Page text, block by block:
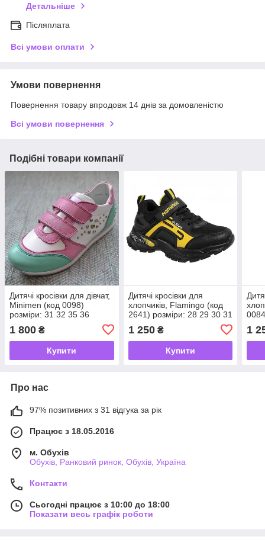
Детальніше
Післяплата
Всі умови оплати
Умови повернення
Повернення товару впродовж 14 днів за домовленістю
Всі умови повернення
Подібні товари компанії
Дитячі кросівки для дівчат,
Minimen (код 0098)
розміри: 31 32 35 36
1 800 ₴
Купити
Дитячі кросівки для
хлопчиків, Flamingo (код
2641) розміри: 28 29 30 31
1 250₴
Купити
1
Про нас
97% позитивних з 31 відгука за рік
Працює з 18.05.2016
м. Обухів
Обухів, Ранковий ринок, Обухів, Україна
Контакти
Сьогодні працює з 10:00 до 18:00
Показати весь графік роботи